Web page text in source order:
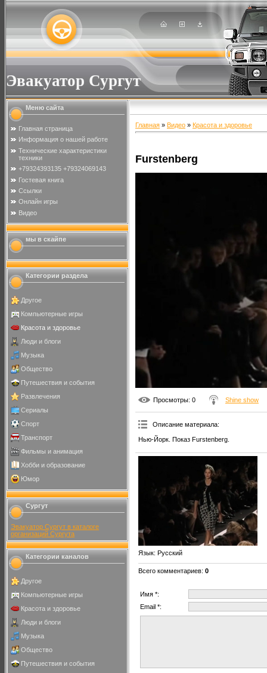
Эвакуатор Сургут
Меню сайта
Главная страница
Информация о нашей работе
Технические характеристики
техники
+79324393135 +79324069143
Гостевая книга
Ссылки
Онлайн игры
Видео
мы в скайпе
Категории раздела
Другое
Компьютерные игры
Красота и здоровье
Люди и блоги
Музыка
Общество
Путешествия и события
Развлечения
Сериалы
Спорт
Транспорт
Фильмы и анимация
Хобби и образование
Юмор
Сургут
Эвакуатор Сургут в каталоге
организаций Сургута
Категории каналов
Другое
Компьютерные игры
Красота и здоровье
Люди и блоги
Музыка
Общество
Путешествия и события
Главная » Видео » Красота и здоровье
Furstenberg
Просмотры: 0 Shine show
Описание материала:
Нью-Йорк. Показ Furstenberg.
Язык: Русский
Всего комментариев: 0
Имя *:
Email *: